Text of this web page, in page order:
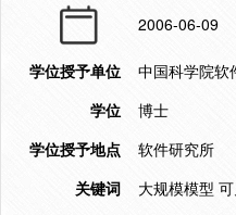
2006-06-09
学位授予单位
中国科学院软
学位
博士
学位授予地点
软件研究所
关键词
大规模模型